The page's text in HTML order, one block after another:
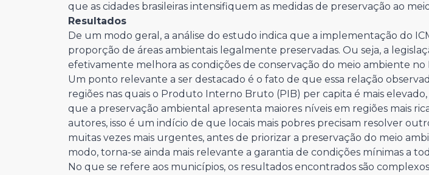
que as cidades brasileiras intensifiquem as medidas de preservação ao
Resultados
De um modo geral, a análise do estudo indica que a implementação do
proporção de áreas ambientais legalmente preservadas. Ou seja, a
efetivamente melhora as condições de conservação do meio ambiente no
Um ponto relevante a ser destacado é o fato de que essa relação
regiões nas quais o Produto Interno Bruto (PIB) per capita é mais
que a preservação ambiental apresenta maiores níveis em regiões mais
autores, isso é um indício de que locais mais pobres precisam resolver
muitas vezes mais urgentes, antes de priorizar a preservação do meio
modo, torna-se ainda mais relevante a garantia de condições mínimas a
No que se refere aos municípios, os resultados encontrados são